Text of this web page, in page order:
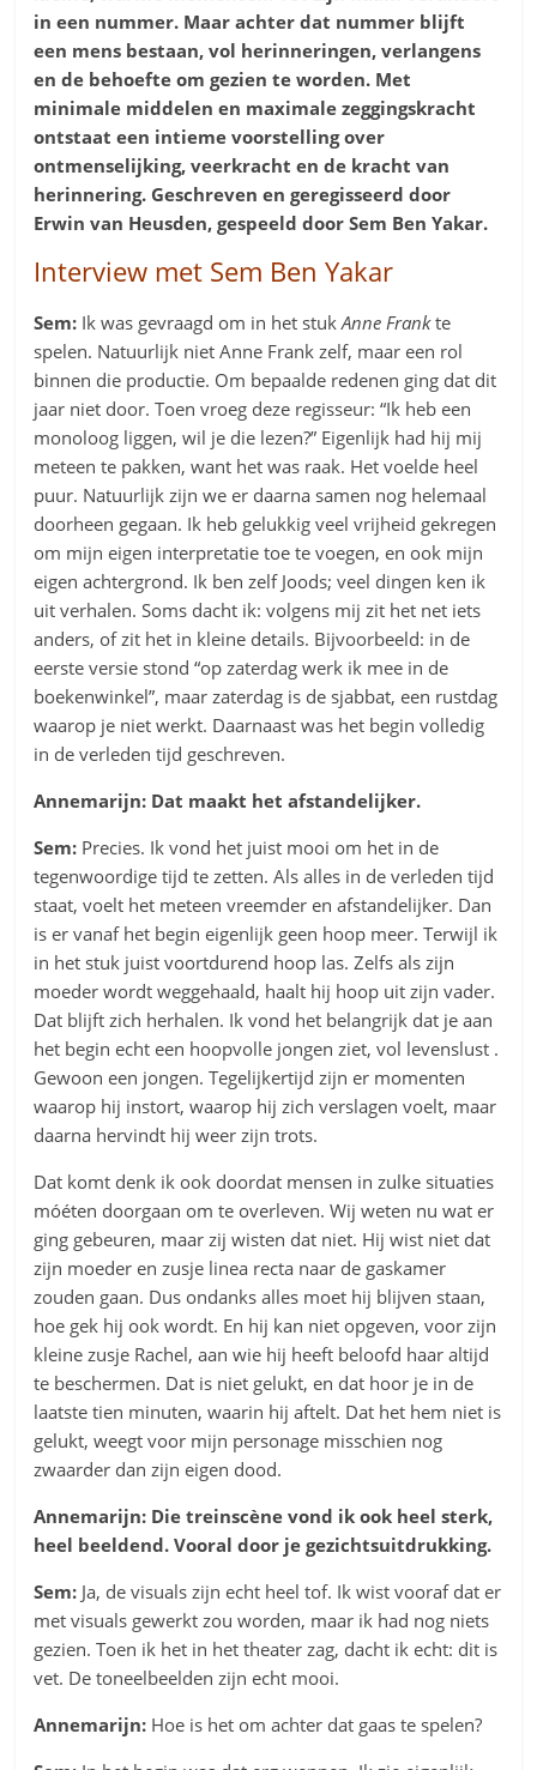
in een nummer. Maar achter dat nummer blijft
een mens bestaan, vol herinneringen, verlangens
en de behoefte om gezien te worden. Met
minimale middelen en maximale zeggingskracht
ontstaat een intieme voorstelling over
ontmenselijking, veerkracht en de kracht van
herinnering. Geschreven en geregisseerd door
Erwin van Heusden, gespeeld door Sem Ben Yakar.
Interview met Sem Ben Yakar
Sem: Ik was gevraagd om in het stukAnne Frankte
spelen. Natuurlijk niet Anne Frank zelf, maar een rol
binnen die productie. Om bepaalde redenen ging dat dit
jaar niet door. Toen vroeg deze regisseur: “Ik heb een
monoloog liggen, wil je die lezen?” Eigenlijk had hij mij
meteen te pakken, want het was raak. Het voelde heel
puur. Natuurlijk zijn we er daarna samen nog helemaal
doorheen gegaan. Ik heb gelukkig veel vrijheid gekregen
om mijn eigen interpretatie toe te voegen, en ook mijn
eigen achtergrond. Ik ben zelf Joods; veel dingen ken ik
uit verhalen. Soms dacht ik: volgens mij zit het net iets
anders, of zit het in kleine details. Bijvoorbeeld: in de
eerste versie stond “op zaterdag werk ik mee in de
boekenwinkel”, maar zaterdag is de sjabbat, een rustdag
waarop je niet werkt. Daarnaast was het begin volledig
in de verleden tijd geschreven.
Annemarijn: Dat maakt het afstandelijker.
Sem: Precies. Ik vond het juist mooi om het in de
tegenwoordige tijd te zetten. Als alles in de verleden tijd
staat, voelt het meteen vreemder en afstandelijker. Dan
is er vanaf het begin eigenlijk geen hoop meer. Terwijl ik
in het stuk juist voortdurend hoop las. Zelfs als zijn
moeder wordt weggehaald, haalt hij hoop uit zijn vader.
Dat blijft zich herhalen. Ik vond het belangrijk dat je aan
het begin echt een hoopvolle jongen ziet, vol levenslust .
Gewoon een jongen. Tegelijkertijd zijn er momenten
waarop hij instort, waarop hij zich verslagen voelt, maar
daarna hervindt hij weer zijn trots.
Dat komt denk ik ook doordat mensen in zulke situaties
móéten doorgaan om te overleven. Wij weten nu wat er
ging gebeuren, maar zij wisten dat niet. Hij wist niet dat
zijn moeder en zusje linea recta naar de gaskamer
zouden gaan. Dus ondanks alles moet hij blijven staan,
hoe gek hij ook wordt. En hij kan niet opgeven, voor zijn
kleine zusje Rachel, aan wie hij heeft beloofd haar altijd
te beschermen. Dat is niet gelukt, en dat hoor je in de
laatste tien minuten, waarin hij aftelt. Dat het hem niet is
gelukt, weegt voor mijn personage misschien nog
zwaarder dan zijn eigen dood.
Annemarijn: Die treinscène vond ik ook heel sterk,
heel beeldend. Vooral door je gezichtsuitdrukking.
Sem: Ja, de visuals zijn echt heel tof. Ik wist vooraf dat er
met visuals gewerkt zou worden, maar ik had nog niets
gezien. Toen ik het in het theater zag, dacht ik echt: dit is
vet. De toneelbeelden zijn echt mooi.
Annemarijn: Hoe is het om achter dat gaas te spelen?